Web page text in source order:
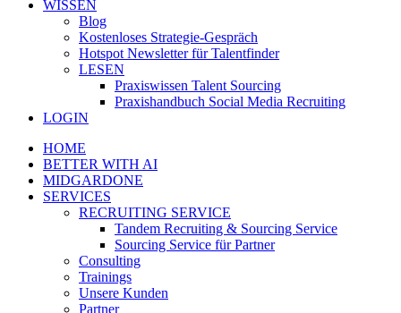
WISSEN
Blog
Kostenloses Strategie-Gespräch
Hotspot Newsletter für Talentfinder
LESEN
Praxiswissen Talent Sourcing
Praxishandbuch Social Media Recruiting
LOGIN
HOME
BETTER WITH AI
MIDGARDONE
SERVICES
RECRUITING SERVICE
Tandem Recruiting & Sourcing Service
Sourcing Service für Partner
Consulting
Trainings
Unsere Kunden
Partner